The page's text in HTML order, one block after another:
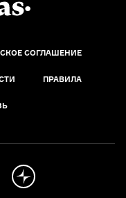
СОГЛАШЕНИЕ
ПРАВИЛА